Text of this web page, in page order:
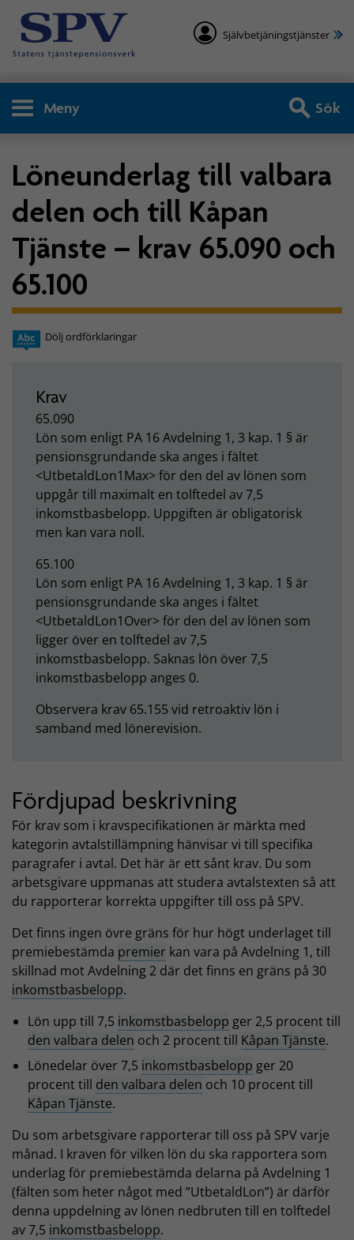
Självbetjäningstjänster
Meny Sök
Löneunderlag till valbara
delen och till Kåpan
Tjänste – krav 65.090 och
65.100
Dölj ordförklaringar
Krav
65.090
Lön som enligt PA 16 Avdelning 1, 3 kap. 1 § är
pensionsgrundande ska anges i fältet
<UtbetaldLon1Max> för den del av lönen som
uppgår till maximalt en tolftedel av 7,5
inkomstbasbelopp. Uppgiften är obligatorisk
men kan vara noll.
65.100
Lön som enligt PA 16 Avdelning 1, 3 kap. 1 § är
pensionsgrundande ska anges i fältet
<UtbetaldLon1Over> för den del av lönen som
ligger över en tolftedel av 7,5
inkomstbasbelopp. Saknas lön över 7,5
inkomstbasbelopp anges 0.
Observera krav 65.155 vid retroaktiv lön i
samband med lönerevision.
Fördjupad beskrivning
För krav som i kravspecifikationen är märkta med
kategorin avtalstillämpning hänvisar vi till specifika
paragrafer i avtal. Det här är ett sånt krav. Du som
arbetsgivare uppmanas att studera avtalstexten så att
du rapporterar korrekta uppgifter till oss på SPV.
Det finns ingen övre gräns för hur högt underlaget till
premiebestämda premier kan vara på Avdelning 1, till
skillnad mot Avdelning 2 där det finns en gräns på 30
inkomstbasbelopp.
Lön upp till 7,5 inkomstbasbelopp ger 2,5 procent till
den valbara delen och 2 procent till Kåpan Tjänste.
Lönedelar över 7,5 inkomstbasbelopp ger 20
procent till den valbara delen och 10 procent till
Kåpan Tjänste.
Du som arbetsgivare rapporterar till oss på SPV varje
månad. I kraven för vilken lön du ska rapportera som
underlag för premiebestämda delarna på Avdelning 1
(fälten som heter något med ”UtbetaldLon”) är därför
denna uppdelning av lönen nedbruten till en tolftedel
av 7,5 inkomstbasbelopp.